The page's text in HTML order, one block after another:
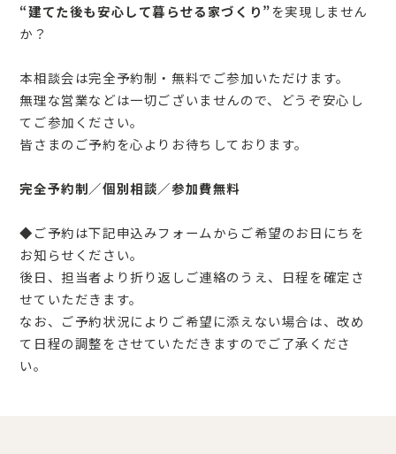
“建てた後も安心して暮らせる家づくり”を実現しません
か？
本相談会は完全予約制・無料でご参加いただけます。
無理な営業などは一切ございませんので、どうぞ安心し
てご参加ください。
皆さまのご予約を心よりお待ちしております。
完全予約制／個別相談／参加費無料
◆ご予約は下記申込みフォームからご希望のお日にちを
お知らせください。
後日、担当者より折り返しご連絡のうえ、日程を確定さ
せていただきます。
なお、ご予約状況によりご希望に添えない場合は、改め
て日程の調整をさせていただきますのでご了承くださ
い。